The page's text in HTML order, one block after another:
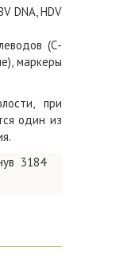
DNA, HDV
(С-
маркеры
при
один из
3184